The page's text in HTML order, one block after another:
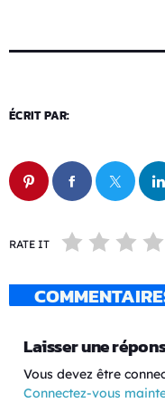
ÉCRIT PAR:
RATE IT
Laisser une
Vous devez être
Connectez-vous